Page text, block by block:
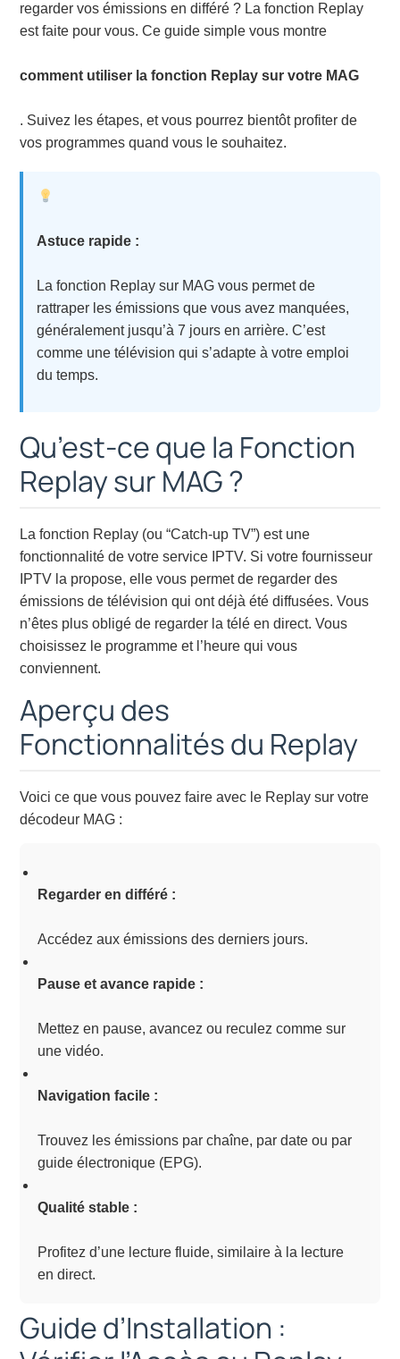
regarder vos émissions en différé ? La fonction Replay
est faite pour vous. Ce guide simple vous montre
comment utiliser la fonction Replay sur votre MAG
. Suivez les étapes, et vous pourrez bientôt profiter de
vos programmes quand vous le souhaitez.
Astuce rapide :
La fonction Replay sur MAG vous permet de
rattraper les émissions que vous avez manquées,
généralement jusqu’à 7 jours en arrière. C’est
comme une télévision qui s’adapte à votre emploi
du temps.
Qu’est-ce que la Fonction
Replay sur MAG ?
La fonction Replay (ou “Catch-up TV”) est une
fonctionnalité de votre service IPTV. Si votre fournisseur
IPTV la propose, elle vous permet de regarder des
émissions de télévision qui ont déjà été diffusées. Vous
n’êtes plus obligé de regarder la télé en direct. Vous
choisissez le programme et l’heure qui vous
conviennent.
Aperçu des
Fonctionnalités du Replay
Voici ce que vous pouvez faire avec le Replay sur votre
décodeur MAG :
Regarder en différé :
Accédez aux émissions des derniers jours.
Pause et avance rapide :
Mettez en pause, avancez ou reculez comme sur
une vidéo.
Navigation facile :
Trouvez les émissions par chaîne, par date ou par
guide électronique (EPG).
Qualité stable :
Profitez d’une lecture fluide, similaire à la lecture
en direct.
Guide d’Installation :